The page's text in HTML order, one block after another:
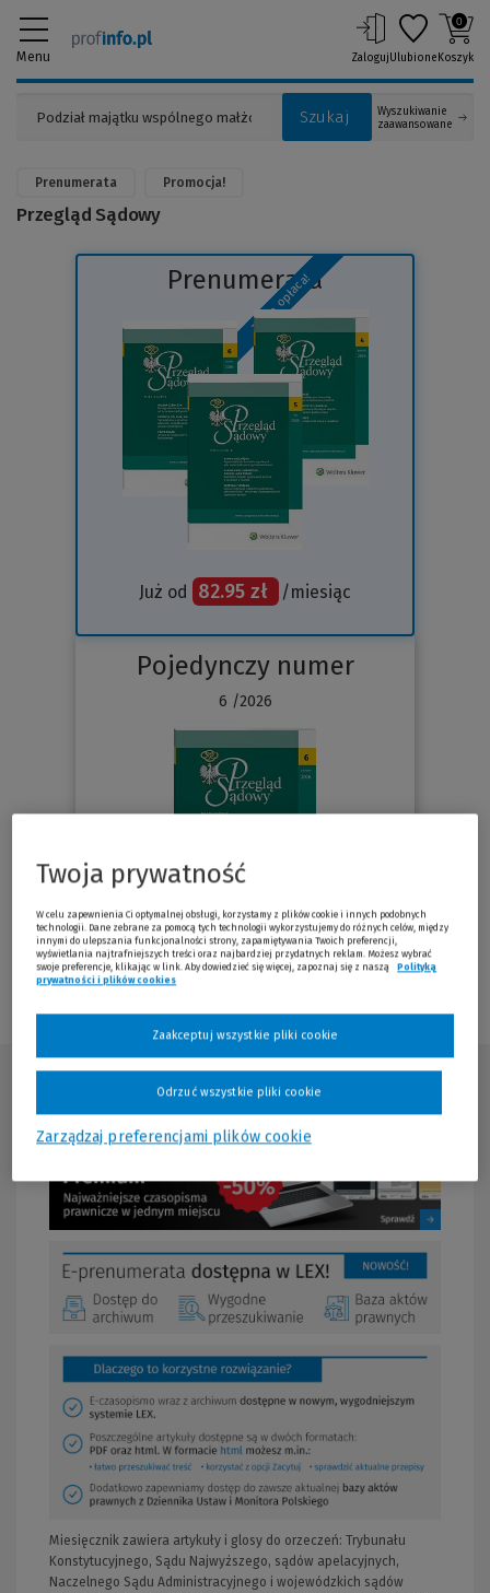
Menu
Szukaj
Wyszukiwanie
zaawansowane
ZalogujUlubione
0
Koszyk
Prenumerata Promocja!
Przegląd Sądowy
To się opłaca!
Prenumerata
Już od 82.95 zł /miesiąc
Pojedynczy numer
6 /2026
Sprawdź
Opis produktu
innej
Miesięcznik zawiera artykuły i glosy do orzeczeń: Trybunału
Konstytucyjnego, Sądu Najwyższego, sądów apelacyjnych,
Naczelnego Sądu Administracyjnego i wojewódzkich sądów
Twoja prywatność
W celu zapewnienia Ci optymalnej obsługi, korzystamy z plików cookie i innych podobnych
technologii. Dane zebrane za pomocą tych technologii wykorzystujemy do różnych celów, między
innymi do ulepszania funkcjonalności strony, zapamiętywania Twoich preferencji,
wyświetlania najtrafniejszych treści oraz najbardziej przydatnych reklam. Możesz wybrać
swoje preferencje, klikając w link. Aby dowiedzieć się więcej, zapoznaj się z naszą
Polityką
prywatności i plików cookies
Zarządzaj preferencjami plików cookie
Odrzuć wszystkie pliki cookie
Zaakceptuj wszystkie pliki cookie